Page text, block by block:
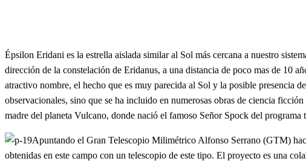
Épsilon Eridani es la estrella aislada similar al Sol más cercana a nuestro
dirección de la constelación de Eridanus, a una distancia de poco mas de 10
atractivo nombre, el hecho que es muy parecida al Sol y la posible presencia
observacionales, sino que se ha incluido en numerosas obras de ciencia
madre del planeta Vulcano, donde nació el famoso Señor Spock del
Apuntando el Gran Telescopio Milimétrico Alfonso Serrano (GTM)
obtenidas en este campo con un telescopio de este tipo. El proyecto es una